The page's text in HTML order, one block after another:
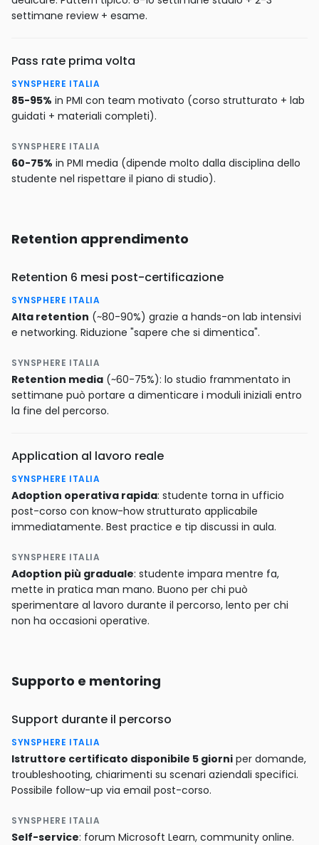
settimane review + esame.
Pass rate prima volta
SYNSPHERE ITALIA
85-95% in PMI con team motivato (corso strutturato + lab
guidati + materiali completi).
SYNSPHERE ITALIA
60-75% in PMI media (dipende molto dalla disciplina dello
studente nel rispettare il piano di studio).
Retention apprendimento
Retention 6 mesi post-certificazione
SYNSPHERE ITALIA
Alta retention (~80-90%) grazie a hands-on lab intensivi
e networking. Riduzione "sapere che si dimentica".
SYNSPHERE ITALIA
Retention media (~60-75%): lo studio frammentato in
settimane può portare a dimenticare i moduli iniziali entro
la fine del percorso.
Application al lavoro reale
SYNSPHERE ITALIA
Adoption operativa rapida: studente torna in ufficio
post-corso con know-how strutturato applicabile
immediatamente. Best practice e tip discussi in aula.
SYNSPHERE ITALIA
Adoption più graduale: studente impara mentre fa,
mette in pratica man mano. Buono per chi può
sperimentare al lavoro durante il percorso, lento per chi
non ha occasioni operative.
Supporto e mentoring
Support durante il percorso
SYNSPHERE ITALIA
Istruttore certificato disponibile 5 giorni per domande,
troubleshooting, chiarimenti su scenari aziendali specifici.
Possibile follow-up via email post-corso.
SYNSPHERE ITALIA
Self-service: forum Microsoft Learn, community online.